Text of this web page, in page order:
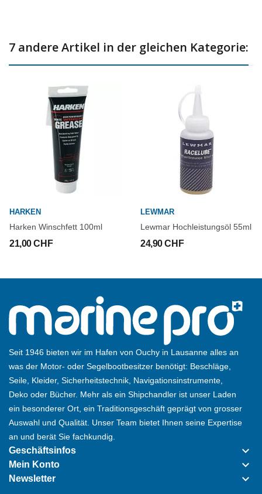
7 andere Artikel in der gleichen Kategorie:
HARKEN
Harken Winschfett 100ml
21,00 CHF
LEWMAR
Lewmar Hochleistungsöl 55ml
24,90 CHF
Seit 1946 bieten wir im Hafen von Ouchy in Lausanne alles an
was der Motor- oder Segelbootbesitzer benötigt: Beschläge,
Seile, Kleider, Sicherheitstechnik, Navigationsinstrumente,
Deko oder Bücher. Mehr als ein Shipchandler ist unser Laden
ein besonderer Ort, ein Traditionsgeschäft geprägt von grosser
Auswahl und Qualität. Unser Team bietet Ihnen seine Expertise
an und berät Sie fachkundig.
Geschäftsinfos keyboard_arrow_down
Mein Konto keyboard_arrow_down
Newsletter keyboard_arrow_down